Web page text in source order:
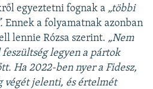
egyeztetni fognak a „többi
Ennek a folyamatnak azonban
lennie Rózsa szerint. „Nem
legyen a pártok
Ha 2022-ben nyer a Fidesz,
végét jelenti, és értelmét